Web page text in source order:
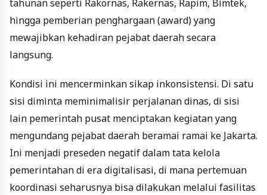
tahunan seperti Rakornas, Rakernas, Rapim, Bimtek,
hingga pemberian penghargaan (award) yang
mewajibkan kehadiran pejabat daerah secara
langsung.
Kondisi ini mencerminkan sikap inkonsistensi. Di satu
sisi diminta meminimalisir perjalanan dinas, di sisi
lain pemerintah pusat menciptakan kegiatan yang
mengundang pejabat daerah beramai ramai ke Jakarta.
Ini menjadi preseden negatif dalam tata kelola
pemerintahan di era digitalisasi, di mana pertemuan
koordinasi seharusnya bisa dilakukan melalui fasilitas